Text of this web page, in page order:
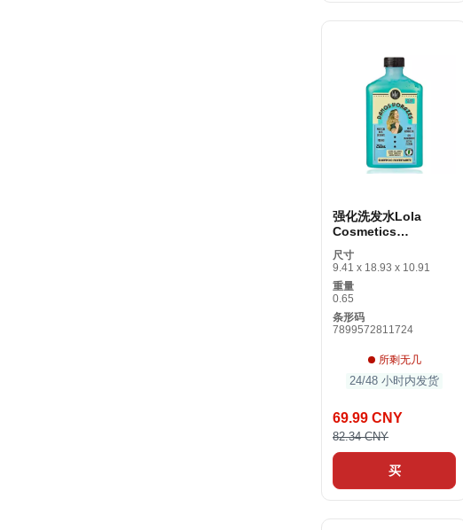
强化洗发水Lola
Cosmetics
Voracious Damage
Fortifying 250毫升
尺寸
9.41 x 18.93 x 10.91
重量
0.65
条形码
7899572811724
所剩无几
24/48 小时内发货
69.99 CNY
82.34 CNY
买